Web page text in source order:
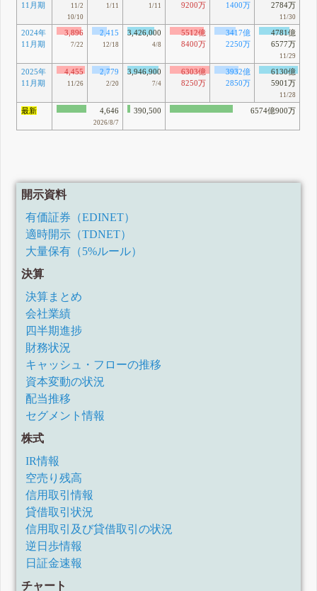
11月期
11/2
10/10
1/11 1/11
9200万
1400万
2784万
11/30
2024年
11月期
3,896
7/22
2,415
12/18
3,426,000
4/8
5512億
8400万
3417億
2250万
4781億
6577万
11/29
2025年
11月期
4,455
11/26
2,779
2/20
3,946,900
7/4
6303億
8250万
3932億
2850万
6130億
5901万
11/28
最新 4,646
2026/8/7
390,500 6574億900万
開示資料
有価証券（EDINET）
適時開示（TDNET）
大量保有（5%ルール）
決算
決算まとめ
会社業績
四半期進捗
財務状況
キャッシュ・フローの推移
資本変動の状況
配当推移
セグメント情報
株式
IR情報
空売り残高
信用取引情報
貸借取引状況
信用取引及び貸借取引の状況
逆日歩情報
日証金速報
チャート